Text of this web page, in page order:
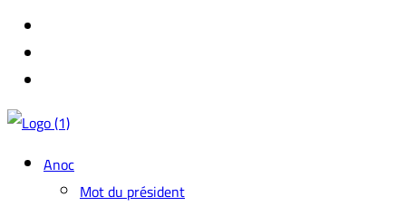
Anoc
Mot du président